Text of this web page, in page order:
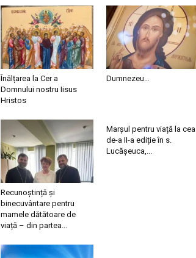
Înălțarea la Cer a
Domnului nostru Iisus
Hristos
Dumnezeu…
Recunoștință și
binecuvântare pentru
mamele dătătoare de
viață – din partea...
Marșul pentru viață la cea
de-a II-a ediție în s.
Lucășeuca,...